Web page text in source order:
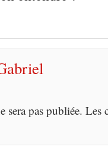
sera pas publiée.